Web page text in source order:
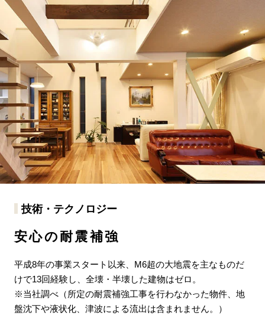
技術・テクノロジー
安心の耐震補強
平成8年の事業スタート以来、M6超の大地震を主なものだ
けで13回経験し、全壊・半壊した建物はゼロ。
※当社調べ（所定の耐震補強工事を行わなかった物件、地
盤沈下や液状化、津波による流出は含まれません。）